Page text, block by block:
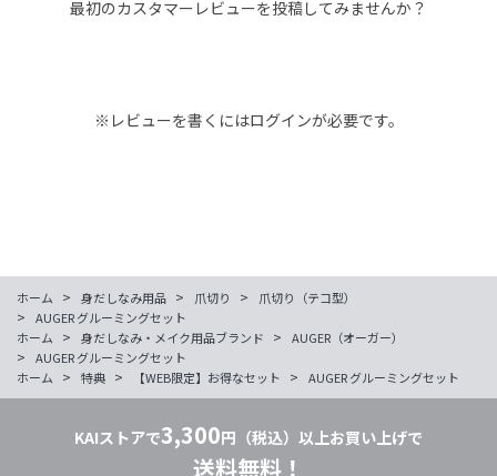
最初のカスタマーレビューを投稿してみませんか？
※レビューを書くにはログインが必要です。
ホーム > 身だしなみ用品 > 爪切り > 爪切り（テコ型）
>
AUGER グルーミングセット
ホーム
> 身だしなみ・メイク用品ブランド > AUGER（オーガー）
>
AUGER グルーミングセット
ホーム
> 特典 > 【WEB限定】お得なセット > AUGER グルーミングセット
KAIストアで3,300円（税込）以上お買い上げで
送料無料！